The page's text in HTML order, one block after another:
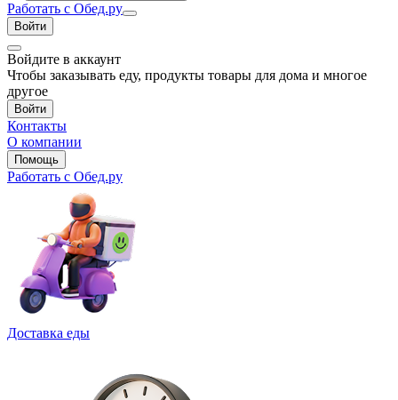
Работать с Обед.ру
Войти
Войдите в аккаунт
Чтобы заказывать еду, продукты товары для дома и многое
другое
Войти
Контакты
О компании
Помощь
Работать с Обед.ру
Доставка еды